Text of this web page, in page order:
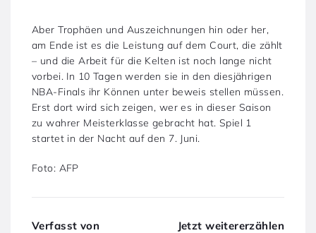
Aber Trophäen und Auszeichnungen hin oder her,
am Ende ist es die Leistung auf dem Court, die zählt
– und die Arbeit für die Kelten ist noch lange nicht
vorbei. In 10 Tagen werden sie in den diesjährigen
NBA-Finals ihr Können unter beweis stellen müssen.
Erst dort wird sich zeigen, wer es in dieser Saison
zu wahrer Meisterklasse gebracht hat. Spiel 1
startet in der Nacht auf den 7. Juni.
Foto: AFP
Verfasst von Jetzt weitererzählen